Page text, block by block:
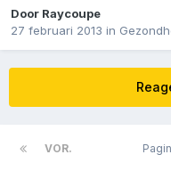
Door Raycoupe
27 februari 2013 in
VOR.